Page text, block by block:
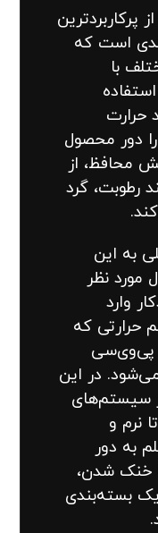
پرکاربردترین
است که
با
حرارت
دور محصول
محافظ، از
رطوبت، گرد
به این
نظر
وارد
حرارتی که
پی‌وی‌سی
در این
سیستم‌های
نرم و
به دور
خنک شدن،
بسته‌بندی